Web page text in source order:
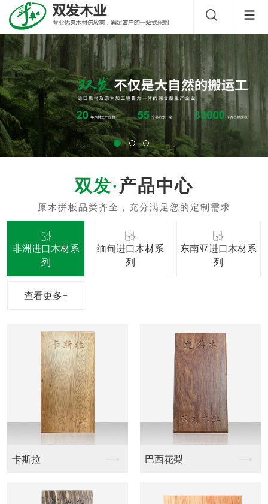
产品中心
非洲进口木材系
列
缅甸进口木材系
列
东南亚进口木材系
列
查看更多+
卡斯拉 巴西花梨